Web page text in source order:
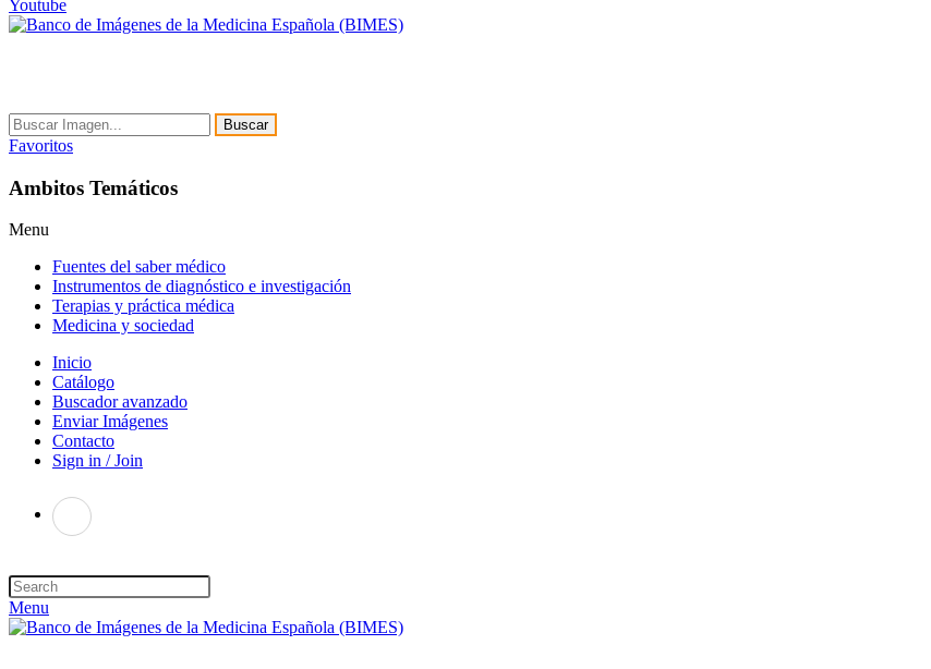
Youtube
Buscar
Favoritos
Ambitos Temáticos
Menu
Fuentes del saber médico
Instrumentos de diagnóstico e investigación
Terapias y práctica médica
Medicina y sociedad
Inicio
Catálogo
Buscador avanzado
Enviar Imágenes
Contacto
Sign in / Join
Menu